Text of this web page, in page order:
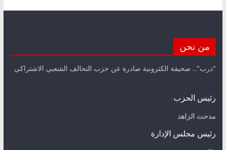
من نحن
"درب".. صحيفة الكترونية صادرة عن حزب التحالف الشعبي الاشتراكي
رئيس الحزب
مدحت الزاهد
رئيس مجلس الإدارة